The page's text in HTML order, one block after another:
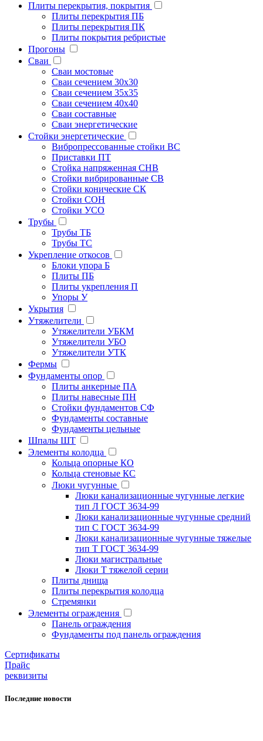
Плиты перекрытия, покрытия
Плиты перекрытия ПБ
Плиты перекрытия ПК
Плиты покрытия ребристые
Прогоны
Сваи
Сваи мостовые
Сваи сечением 30х30
Сваи сечением 35х35
Сваи сечением 40х40
Сваи составные
Сваи энергетические
Стойки энергетические
Вибропрессованные стойки ВС
Приставки ПТ
Стойка напряженная СНВ
Стойки вибрированные СВ
Стойки конические СК
Стойки СОН
Стойки УСО
Трубы
Трубы ТБ
Трубы ТС
Укрепление откосов
Блоки упора Б
Плиты ПБ
Плиты укрепления П
Упоры У
Укрытия
Утяжелители
Утяжелители УБКМ
Утяжелители УБО
Утяжелители УТК
Фермы
Фундаменты опор
Плиты анкерные ПА
Плиты навесные ПН
Стойки фундаментов СФ
Фундаменты составные
Фундаменты цельные
Шпалы ШТ
Элементы колодца
Кольца опорные КО
Кольца стеновые КС
Люки чугунные
Люки канализационные чугунные легкие
тип Л ГОСТ 3634-99
Люки канализационные чугунные средний
тип С ГОСТ 3634-99
Люки канализационные чугунные тяжелые
тип Т ГОСТ 3634-99
Люки магистральные
Люки Т тяжелой серии
Плиты днища
Плиты перекрытия колодца
Стремянки
Элементы ограждения
Панель ограждения
Фундаменты под панель ограждения
Cертификаты
Прайс
реквизиты
Последние новости